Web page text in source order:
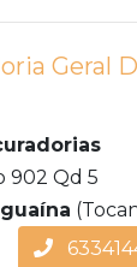
Geral
902 Qd 5